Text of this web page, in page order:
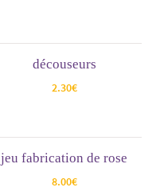
découseurs
2.30€
jeu fabrication de rose
8.00€